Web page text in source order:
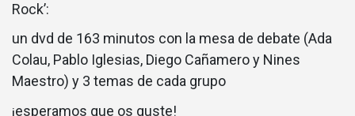
Rock’:
un dvd de 163 minutos con la mesa de debate (Ada
Colau, Pablo Iglesias, Diego Cañamero y Nines
Maestro) y 3 temas de cada grupo
¡esperamos que os guste!